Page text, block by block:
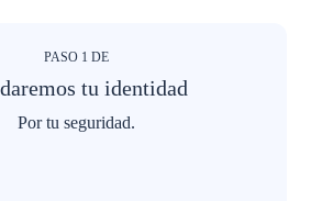
PASO 1 DE
tu identidad
Por tu seguridad.